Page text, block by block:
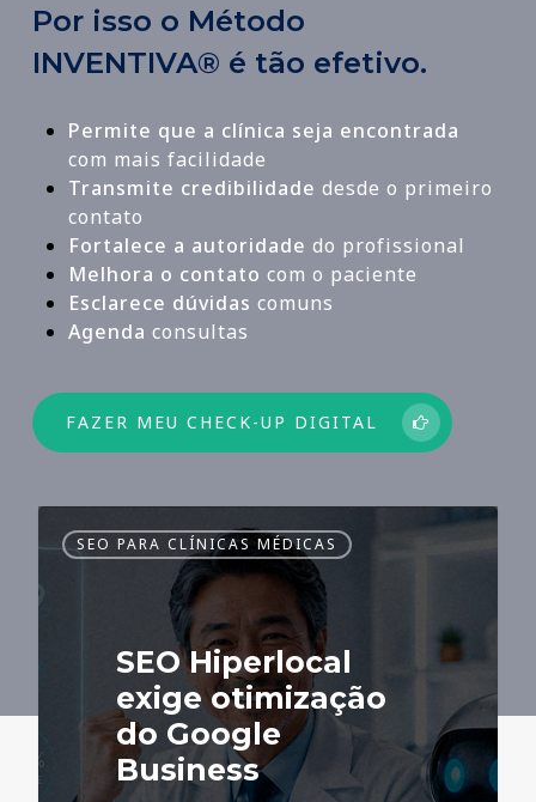
Por isso o Método
INVENTIVA® é tão efetivo.
Permite que a clínica seja encontrada
com mais facilidade
Transmite credibilidade desde o primeiro
contato
Fortalece a autoridade do profissional
Melhora o contato com o paciente
Esclarece dúvidas comuns
Agenda consultas
FAZER MEU CHECK-UP DIGITAL
Hiperlocal
otimização
Business
SEO PARA CLÍNICAS MÉDICAS
SEO Hiperlocal
exige otimização
do Google
Business